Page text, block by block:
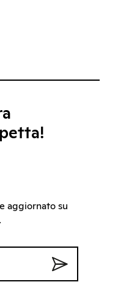
aggiornato su